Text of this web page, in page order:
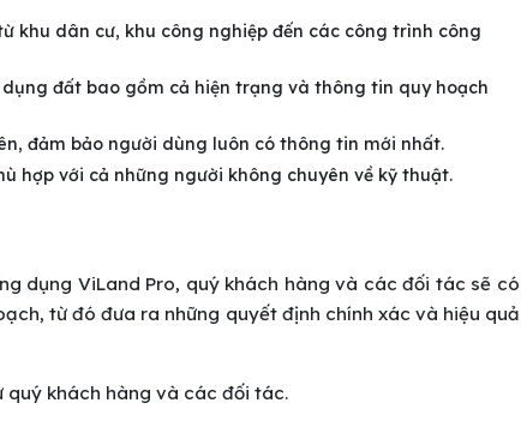
khu dân cư, khu công nghiệp đến các công trình công
đất bao gồm cả hiện trạng và thông tin quy hoạch
đảm bảo người dùng luôn có thông tin mới nhất.
hợp với cả những người không chuyên về kỹ thuật.
dụng ViLand Pro, quý khách hàng và các đối tác sẽ có
từ đó đưa ra những quyết định chính xác và hiệu quả
quý khách hàng và các đối tác.